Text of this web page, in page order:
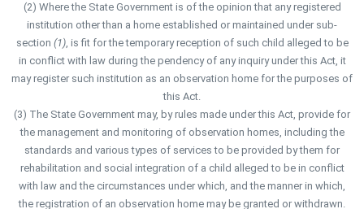
(2) Where the State Government is of the opinion that any registered
institution other than a home established or maintained under sub-
section (1), is fit for the temporary reception of such child alleged to be
in conflict with law during the pendency of any inquiry under this Act, it
may register such institution as an observation home for the purposes of
this Act.
(3) The State Government may, by rules made under this Act, provide for
the management and monitoring of observation homes, including the
standards and various types of services to be provided by them for
rehabilitation and social integration of a child alleged to be in conflict
with law and the circumstances under which, and the manner in which,
the registration of an observation home may be granted or withdrawn.